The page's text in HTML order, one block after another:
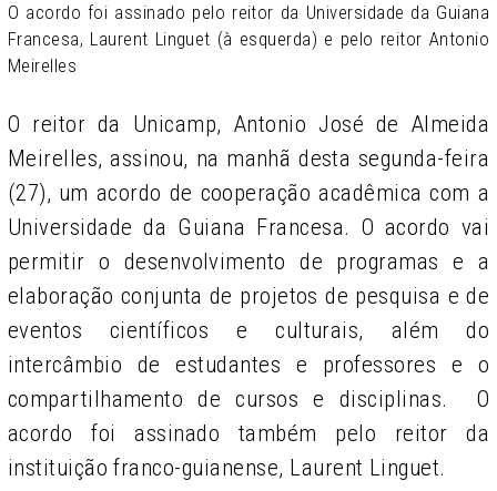
O acordo foi assinado pelo reitor da Universidade da Guiana
Francesa, Laurent Linguet (à esquerda) e pelo reitor Antonio
Meirelles
O reitor da Unicamp, Antonio José de Almeida
Meirelles, assinou, na manhã desta segunda-feira
(27), um acordo de cooperação acadêmica com a
Universidade da Guiana Francesa. O acordo vai
permitir o desenvolvimento de programas e a
elaboração conjunta de projetos de pesquisa e de
eventos científicos e culturais, além do
intercâmbio de estudantes e professores e o
compartilhamento de cursos e disciplinas. O
acordo foi assinado também pelo reitor da
instituição franco-guianense, Laurent Linguet.